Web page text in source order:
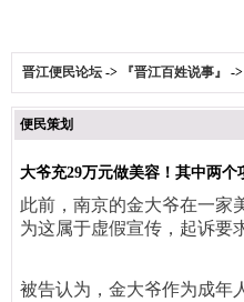
晋江便民论坛 -> 『晋江百姓说事』 ->
便民策划
大爷充29万元做美容！其中两个
此前，南京的金大爷在一家
为这属于虚假宣传，起诉要
被告认为，金大爷作为成年